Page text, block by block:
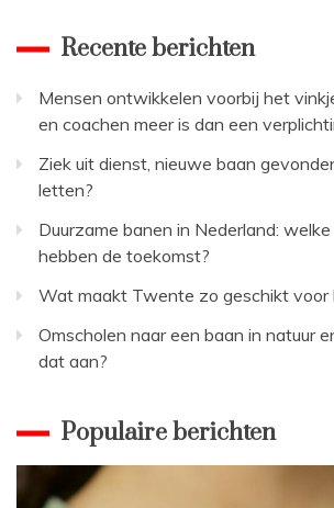
Recente berichten
Mensen ontwikkelen voorbij het
en coachen meer is dan een
Ziek uit dienst, nieuwe baan
letten?
Duurzame banen in Nederland:
hebben de toekomst?
Wat maakt Twente zo geschikt voor
Omscholen naar een baan in natuur
dat aan?
Populaire berichten